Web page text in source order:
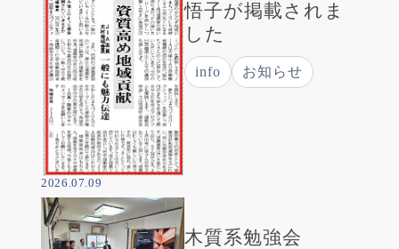
悟子が掲載されま
した
info お知らせ
2026.07.09
木質系勉強会